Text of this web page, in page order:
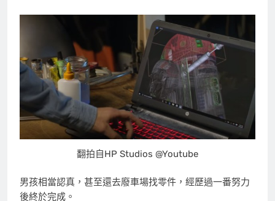
翻拍自HP Studios @Youtube
男孩相當認真，甚至還去廢車場找零件，經歷過一番努力
後終於完成。